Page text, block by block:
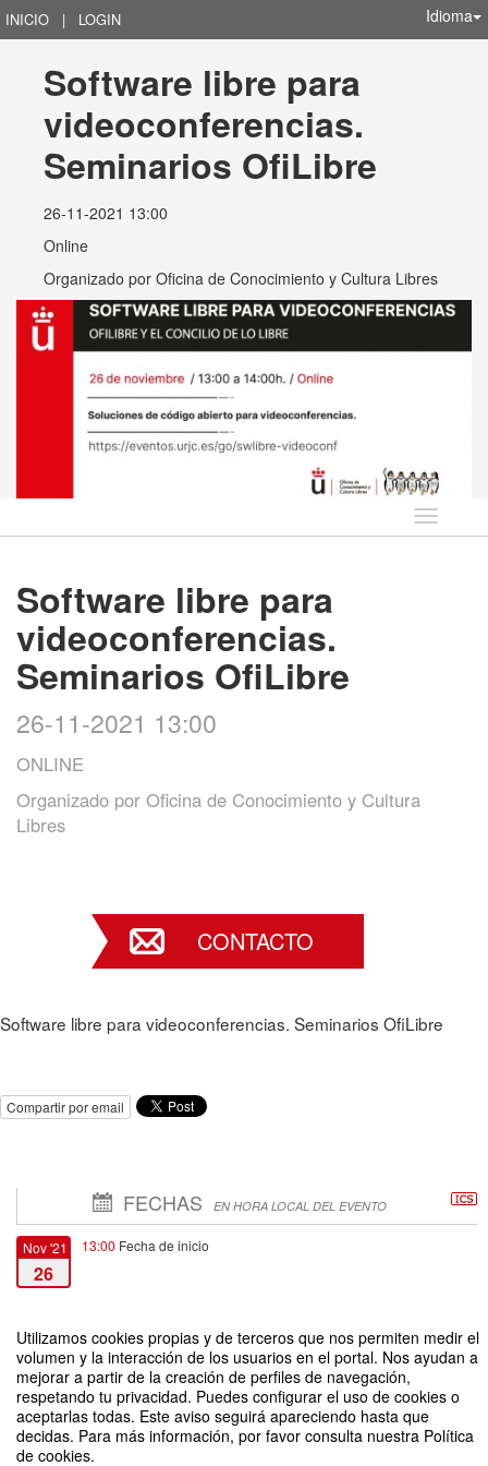
Utilizamos cookies propias y de terceros que nos permiten medir el
volumen y la interacción de los usuarios en el portal. Nos ayudan a
mejorar a partir de la creación de perfiles de navegación,
respetando tu privacidad. Puedes configurar el uso de cookies o
aceptarlas todas. Este aviso seguirá apareciendo hasta que
decidas. Para más información, por favor consulta nuestra Política
de cookies.
INICIO | LOGIN Idioma
Software libre para
videoconferencias.
Seminarios OfiLibre
26-11-2021 13:00
Online
Organizado por Oficina de Conocimiento y Cultura Libres
Idioma
Software libre para
videoconferencias.
Seminarios OfiLibre
26-11-2021 13:00
ONLINE
Organizado por Oficina de Conocimiento y Cultura
Libres
CONTACTO
Software libre para videoconferencias. Seminarios OfiLibre
Compartir por email
FECHAS EN HORA LOCAL DEL EVENTO
Nov '21
26
13:00 Fecha de inicio
26